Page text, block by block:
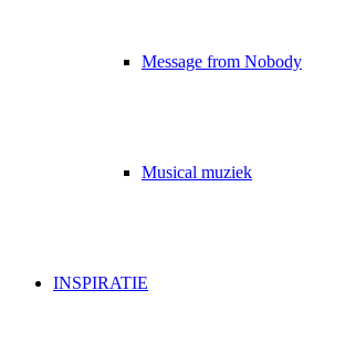
Message from Nobody
Musical muziek
INSPIRATIE